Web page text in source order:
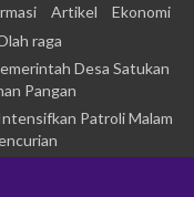
Artikel
Ekonomi
raga
Desa Satukan
Pangan
Patroli Malam